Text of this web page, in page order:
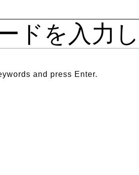
and press Enter.